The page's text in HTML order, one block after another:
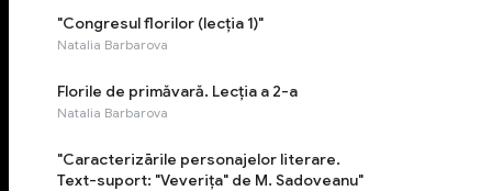
"Congresul florilor (lecția 1)"
Natalia Barbarova
Florile de primăvară. Lecția a 2-a
Natalia Barbarova
"Caracterizārile personajelor literare.
Text-suport: "Veverița" de M. Sadoveanu"